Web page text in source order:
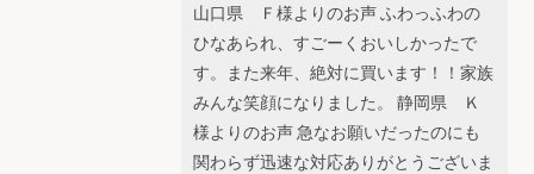
山口県 Ｆ様よりのお声 ふわっふわの
ひなあられ、すごーくおいしかったで
す。また来年、絶対に買います！！家族
みんな笑顔になりました。 静岡県 Ｋ
様よりのお声 急なお願いだったのにも
関わらず迅速な対応ありがとうございま